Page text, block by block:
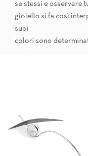
se stessi e osservare
gioiello si fa così
suoi
colori sono